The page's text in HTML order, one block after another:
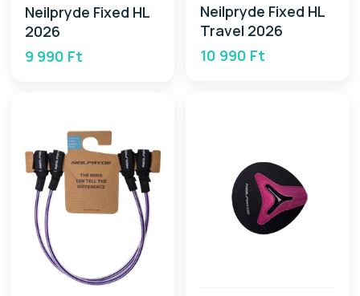
Neilpryde Fixed HL
2026
9 990 Ft
Neilpryde Fixed HL
Travel 2026
10 990 Ft